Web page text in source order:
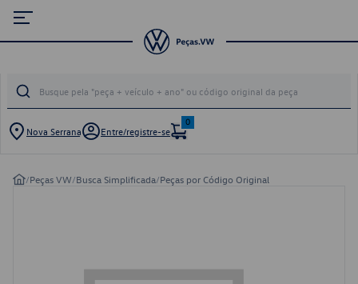
Nova Serrana Entre/registre-se
0
/Peças VW/Busca Simplificada/Peças por Código Original